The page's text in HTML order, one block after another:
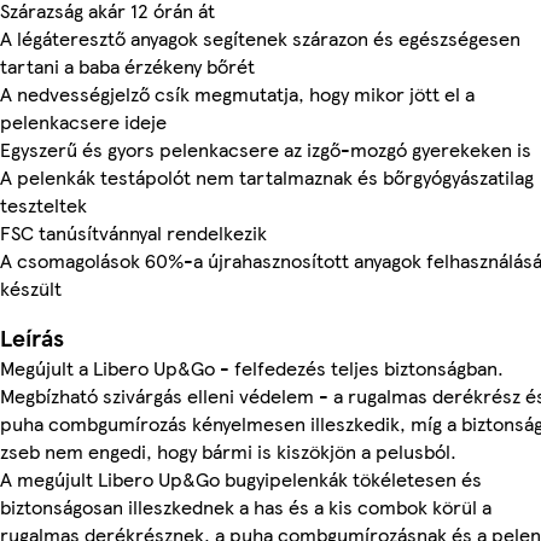
Szárazság akár 12 órán át
A légáteresztő anyagok segítenek szárazon és egészségesen
tartani a baba érzékeny bőrét
A nedvességjelző csík megmutatja, hogy mikor jött el a
pelenkacsere ideje
Egyszerű és gyors pelenkacsere az izgő-mozgó gyerekeken is
A pelenkák testápolót nem tartalmaznak és bőrgyógyászatilag
teszteltek
FSC tanúsítvánnyal rendelkezik
A csomagolások 60%-a újrahasznosított anyagok
készült
Leírás
Megújult a Libero Up&Go - felfedezés teljes biztonságban.
Megbízható szivárgás elleni védelem - a rugalmas derékrész
puha combgumírozás kényelmesen illeszkedik, míg a
zseb nem engedi, hogy bármi is kiszökjön a pelusból.
A megújult Libero Up&Go bugyipelenkák tökéletesen és
biztonságosan illeszkednek a has és a kis combok körül a
rugalmas derékrésznek, a puha combgumírozásnak és a